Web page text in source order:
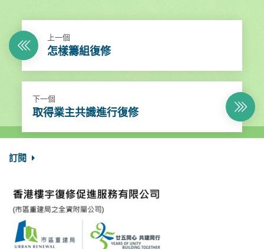
上一個
怎樣籌組復修
下一個
取得業主共識進行復修
訂閱